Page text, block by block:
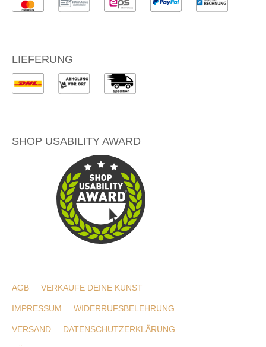
LIEFERUNG
SHOP USABILITY AWARD
AGB VERKAUFE DEINE KUNST
IMPRESSUM WIDERRUFSBELEHRUNG
VERSAND DATENSCHUTZERKLÄRUNG